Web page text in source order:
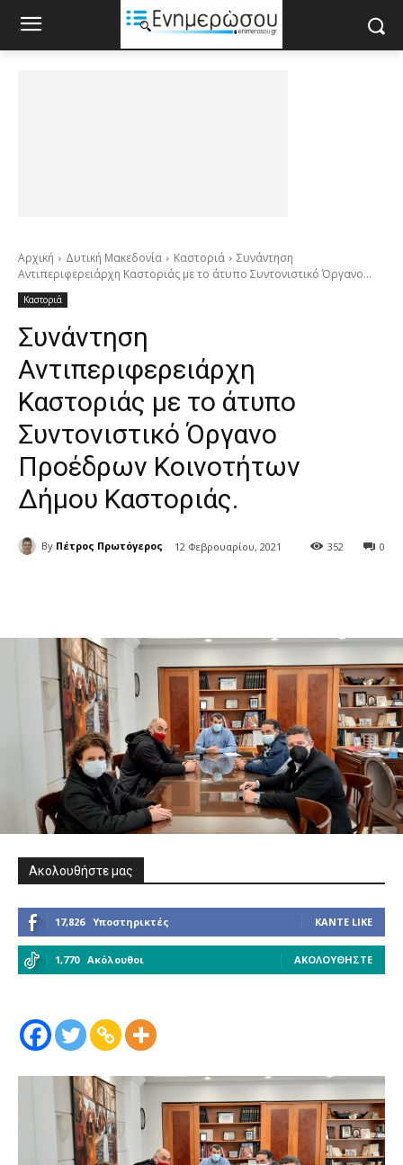
Αρχική Δυτική Μακεδονία Καστοριά
Συνάντηση
Αντιπεριφερειάρχη Καστοριάς με το άτυπο Συντονιστικό Όργανο...
Καστοριά
Συνάντηση
Αντιπεριφερειάρχη
Καστοριάς με το άτυπο
Συντονιστικό Όργανο
Προέδρων Κοινοτήτων
Δήμου Καστοριάς.
By Πέτρος Πρωτόγερος 12 Φεβρουαρίου, 2021 0
352
Ακολουθήστε μας
17,826 Υποστηρικτές ΚΆΝΤΕ LIKE
1,770 Ακόλουθοι ΑΚΟΛΟΥΘΉΣΤΕ